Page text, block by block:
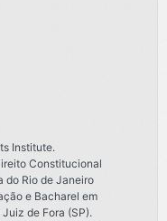
Institute.
Constitucional
do Rio de Janeiro
e Bacharel em
de Fora (SP).